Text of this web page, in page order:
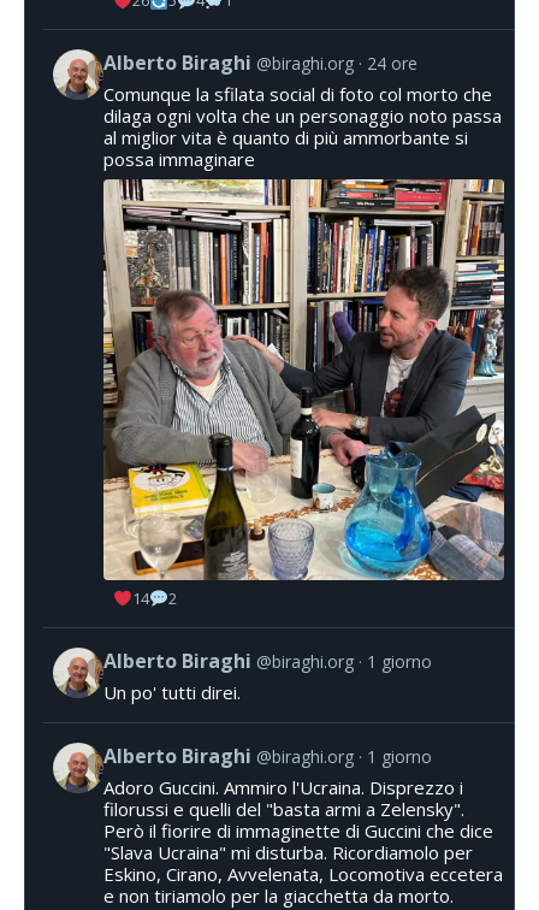
Alberto Biraghi @biraghi.org 24 ore
Comunque la sfilata social di foto col morto che
dilaga ogni volta che un personaggio noto passa
al miglior vita è quanto di più ammorbante si
possa immaginare
14 2
Alberto Biraghi @biraghi.org 1 giorno
Un po' tutti direi.
Alberto Biraghi @biraghi.org 1 giorno
Adoro Guccini. Ammiro l'Ucraina. Disprezzo i
filorussi e quelli del "basta armi a Zelensky".
Però il fiorire di immaginette di Guccini che dice
"Slava Ucraina" mi disturba. Ricordiamolo per
Eskino, Cirano, Avvelenata, Locomotiva eccetera
e non tiriamolo per la giacchetta da morto.